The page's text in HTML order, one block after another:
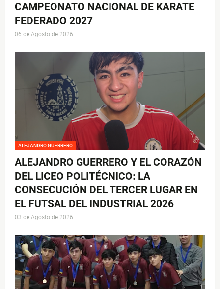
CAMPEONATO NACIONAL DE KARATE
FEDERADO 2027
06 de Agosto de 2026
ALEJANDRO GUERRERO
ALEJANDRO GUERRERO Y EL CORAZÓN
DEL LICEO POLITÉCNICO: LA
CONSECUCIÓN DEL TERCER LUGAR EN
EL FUTSAL DEL INDUSTRIAL 2026
03 de Agosto de 2026